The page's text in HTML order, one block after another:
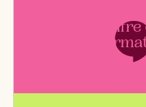
Offre